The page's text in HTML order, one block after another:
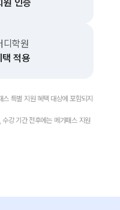
원 인증
디학원
적용
특별 지원 혜택 대상에 포함되지
강 기간 전후에는 메가패스 지원